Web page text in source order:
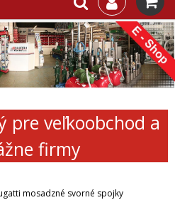
pre veľkoobchod a
firmy
mosadzné svorné spojky